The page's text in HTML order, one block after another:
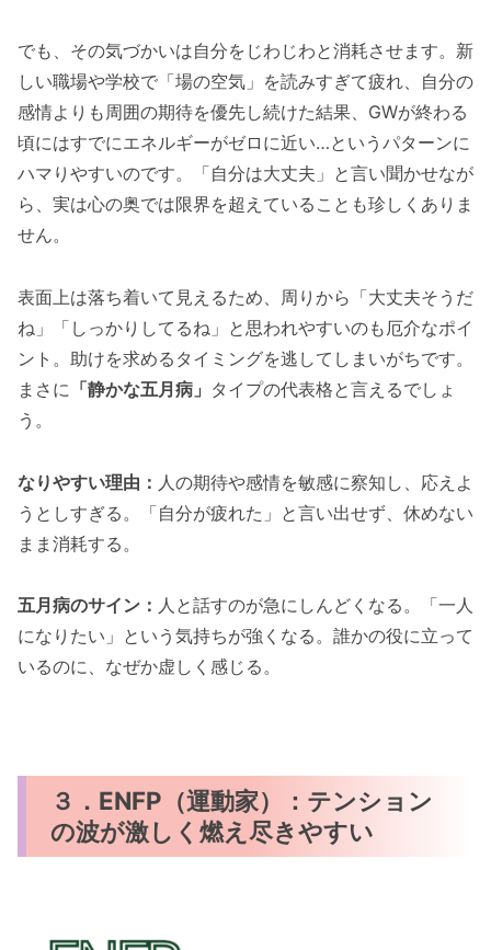
でも、その気づかいは自分をじわじわと消耗させます。新
しい職場や学校で「場の空気」を読みすぎて疲れ、自分の
感情よりも周囲の期待を優先し続けた結果、GWが終わる
頃にはすでにエネルギーがゼロに近い…というパターンに
ハマりやすいのです。「自分は大丈夫」と言い聞かせなが
ら、実は心の奥では限界を超えていることも珍しくありま
せん。
表面上は落ち着いて見えるため、周りから「大丈夫そうだ
ね」「しっかりしてるね」と思われやすいのも厄介なポイ
ント。助けを求めるタイミングを逃してしまいがちです。
まさに 「静かな五月病」 タイプの代表格と言えるでしょ
う。
なりやすい理由： 人の期待や感情を敏感に察知し、応えよ
うとしすぎる。「自分が疲れた」と言い出せず、休めない
まま消耗する。
五月病のサイン： 人と話すのが急にしんどくなる。「一人
になりたい」という気持ちが強くなる。誰かの役に立って
いるのに、なぜか虚しく感じる。
３．ENFP（運動家）：テンション
の波が激しく燃え尽きやすい